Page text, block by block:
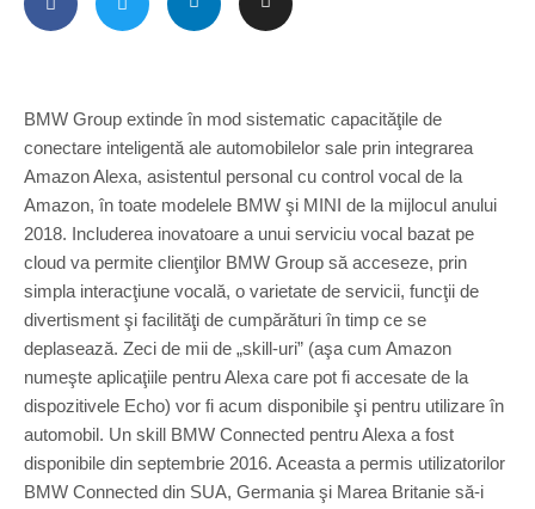
BMW Group extinde în mod sistematic capacităţile de
conectare inteligentă ale automobilelor sale prin integrarea
Amazon Alexa, asistentul personal cu control vocal de la
Amazon, în toate modelele BMW şi MINI de la mijlocul anului
2018. Includerea inovatoare a unui serviciu vocal bazat pe
cloud va permite clienţilor BMW Group să acceseze, prin
simpla interacţiune vocală, o varietate de servicii, funcţii de
divertisment şi facilităţi de cumpărături în timp ce se
deplasează. Zeci de mii de „skill-uri” (aşa cum Amazon
numeşte aplicaţiile pentru Alexa care pot fi accesate de la
dispozitivele Echo) vor fi acum disponibile şi pentru utilizare în
automobil. Un skill BMW Connected pentru Alexa a fost
disponibile din septembrie 2016. Aceasta a permis utilizatorilor
BMW Connected din SUA, Germania şi Marea Britanie să-i